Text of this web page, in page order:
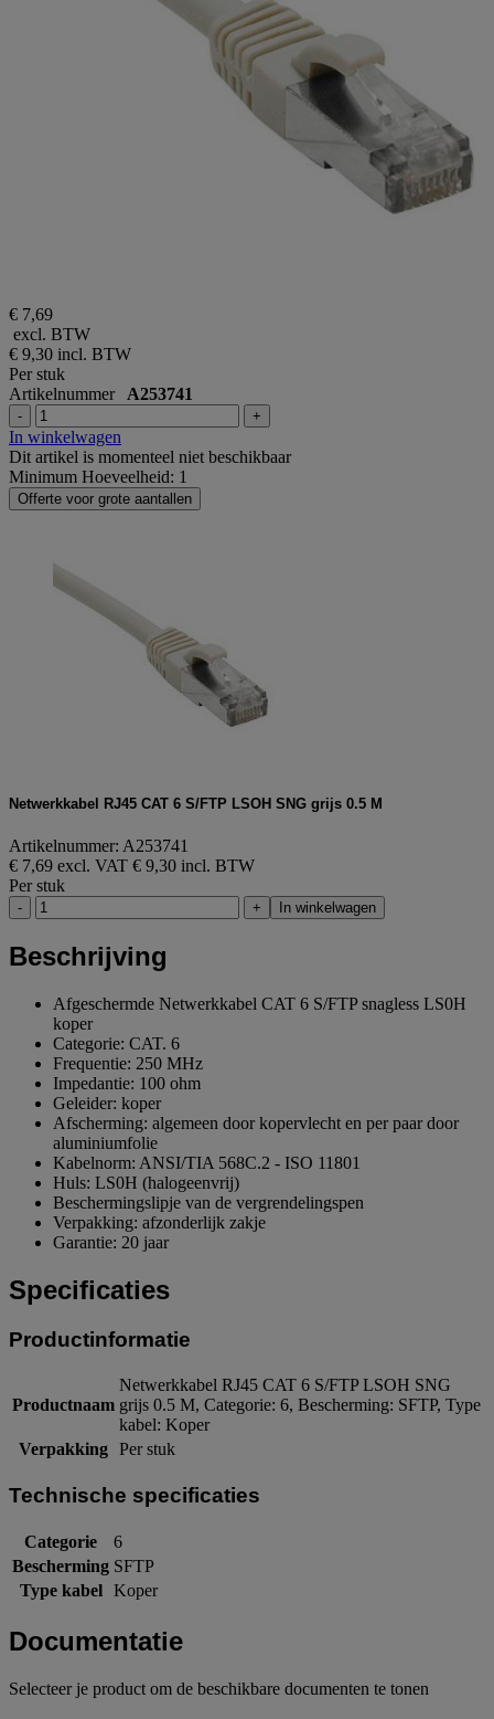
€ 7,69
excl. BTW
€ 9,30 incl. BTW
Per stuk
Artikelnummer A253741
- +
In winkelwagen
Dit artikel is momenteel niet beschikbaar
Minimum Hoeveelheid: 1
Offerte voor grote aantallen
Netwerkkabel RJ45 CAT 6 S/FTP LSOH SNG grijs 0.5 M
Artikelnummer: A253741
€ 7,69 excl. VAT € 9,30 incl. BTW
Per stuk
- + In winkelwagen
Beschrijving
Afgeschermde Netwerkkabel CAT 6 S/FTP snagless LS0H
koper
Categorie: CAT. 6
Frequentie: 250 MHz
Impedantie: 100 ohm
Geleider: koper
Afscherming: algemeen door kopervlecht en per paar door
aluminiumfolie
Kabelnorm: ANSI/TIA 568C.2 - ISO 11801
Huls: LS0H (halogeenvrij)
Beschermingslipje van de vergrendelingspen
Verpakking: afzonderlijk zakje
Garantie: 20 jaar
Specificaties
Productinformatie
Productnaam
Netwerkkabel RJ45 CAT 6 S/FTP LSOH SNG
grijs 0.5 M, Categorie: 6, Bescherming: SFTP, Type
kabel: Koper
Verpakking Per stuk
Technische specificaties
Categorie
6
Bescherming SFTP
Type kabel
Koper
Documentatie
Selecteer je product om de beschikbare documenten te tonen